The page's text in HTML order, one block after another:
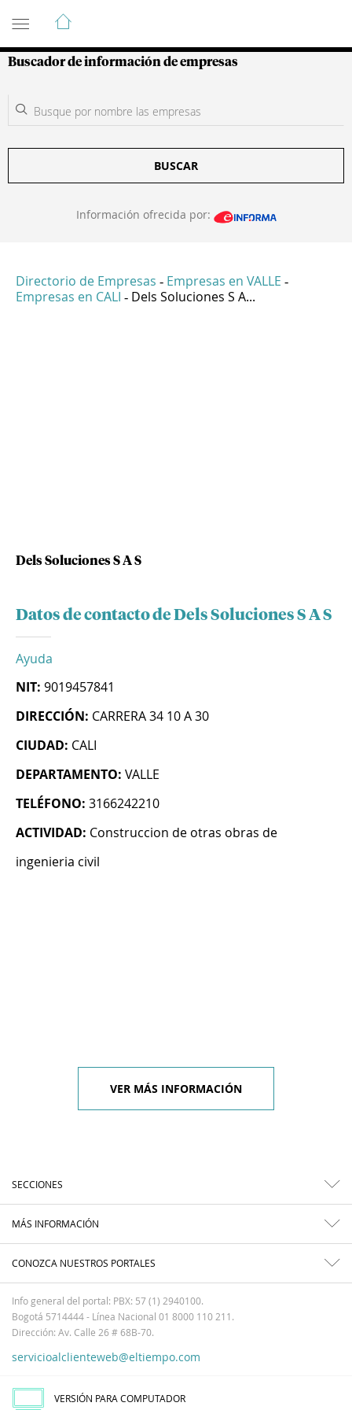
Guía de Empresas Colombianas
Buscador de información de empresas
BUSCAR
Información ofrecida por:
Directorio de Empresas - Empresas en VALLE -
Empresas en CALI - Dels Soluciones S A...
Dels Soluciones S A S
Datos de contacto de Dels Soluciones S A S
Ayuda
NIT: 9019457841
DIRECCIÓN: CARRERA 34 10 A 30
CIUDAD: CALI
DEPARTAMENTO: VALLE
TELÉFONO: 3166242210
ACTIVIDAD: Construccion de otras obras de
ingenieria civil
VER MÁS INFORMACIÓN
SECCIONES
MÁS INFORMACIÓN
CONOZCA NUESTROS PORTALES
Info general del portal: PBX: 57 (1) 2940100.
Bogotá 5714444 - Línea Nacional 01 8000 110 211.
Dirección: Av. Calle 26 # 68B-70.
servicioalclienteweb@eltiempo.com
VERSIÓN PARA COMPUTADOR